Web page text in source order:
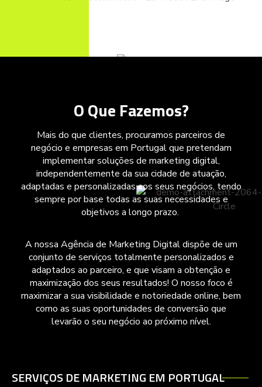
O Que Fazemos?
Mais do que clientes, procuramos parceiros de
negócio e empresas em Portugal que pretendam
implementar soluções de marketing digital,
independentemente da sua cidade de atuação,
adaptadas e personalizadas aos seus negócios, tendo
sempre por base todas as suas necessidades e
objetivos a longo prazo.
A nossa Agência de Marketing Digital dispõe de um
conjunto de serviços totalmente personalizados e
adaptados ao parceiro, e que visam a obtenção e
maximização dos seus resultados! O nosso foco é
maximizar a sua visibilidade e notoriedade online, bem
como as suas oportunidades de conversão que
levarão o seu negócio ao próximo nível.
SERVIÇOS DE MARKETING EM PORTUGAL